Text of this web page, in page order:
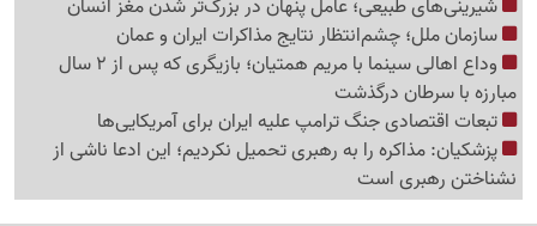
شیرینی‌های طبیعی؛ عامل پنهان در بزرگ‌تر شدن مغز انسان
سازمان ملل؛ چشم‌انتظار نتایج مذاکرات ایران و عمان
وداع اهالی سینما با مریم همتیان؛ بازیگری که پس از 2 سال
مبارزه با سرطان درگذشت
تبعات اقتصادی جنگ ترامپ علیه ایران برای آمریکایی‌ها
پزشکیان: مذاکره را به رهبری تحمیل نکردیم؛ این ادعا ناشی از
نشناختن رهبری است